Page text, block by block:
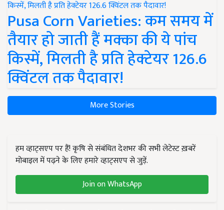
Pusa Corn Varieties: कम समय में
तैयार हो जाती हैं मक्का की ये पांच
किस्में, मिलती है प्रति हेक्टेयर 126.6
क्विंटल तक पैदावार!
More Stories
हम व्हाट्सएप पर हैं! कृषि से संबंधित देशभर की सभी लेटेस्ट ख़बरें
मोबाइल में पढ़ने के लिए हमारे व्हाट्सएप से जुड़ें.
Join on WhatsApp